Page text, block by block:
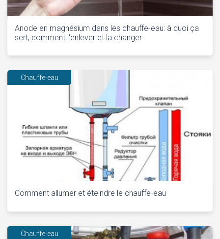
Anode en magnésium dans les chauffe-eau: à quoi ça
sert, comment l'enlever et la changer
Chauffe-eau
Comment allumer et éteindre le chauffe-eau
Chauffe-eau